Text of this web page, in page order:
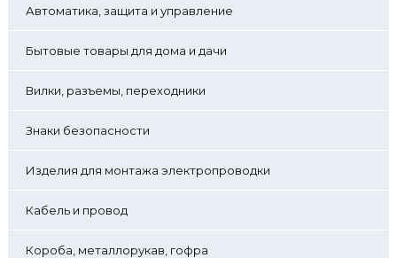
Автоматика, защита и управление
Бытовые товары для дома и дачи
Вилки, разъемы, переходники
Знаки безопасности
Изделия для монтажа электропроводки
Кабель и провод
Короба, металлорукав, гофра